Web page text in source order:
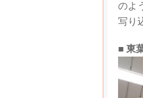
のよ
写り
■ 東